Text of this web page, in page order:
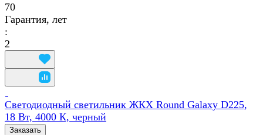
70
Гарантия, лет
:
2
Светодиодный светильник ЖКХ Round Galaxy D225,
18 Вт, 4000 К, черный
Заказать